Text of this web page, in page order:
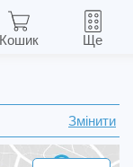
7 мл фл. 7 мл
Змінити
Кошик Ще